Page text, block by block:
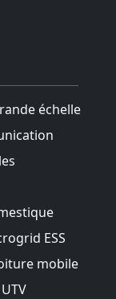
échelle
ESS
mobile